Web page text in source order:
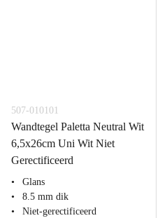
507-010101
Wandtegel Paletta Neutral Wit
6,5x26cm Uni Wit Niet
Gerectificeerd
Glans
8.5 mm dik
Niet-gerectificeerd